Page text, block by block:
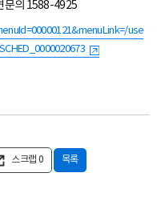
문의 1588-4925
use
스크랩 0 목록